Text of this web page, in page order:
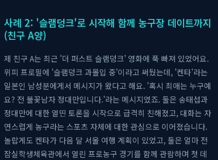
사례 2: '슬램덩크'로 시작해 함께 농구장 데이트까지
(친구 A양)
제 친구 A는 최근 '더 퍼스트 슬램덩크' 영화에 푹 빠져 있었어요.
위피 프로필에 '슬램덩크 과몰입 중'이라고 써뒀는데, '켄타'라는
일본인 남성분에게서 메시지가 왔다고 해요. '혹시 최애는 누구예
요? 전 불꽃남자 정대만입니다.'라는 메시지였죠. 둘은 송태섭과
정대만에 대한 열띤 토론을 시작으로 급격히 친해졌고, 대화는 자
연스럽게 농구라는 스포츠 자체에 대한 관심으로 이어졌습니다.
놀랍게도 켄타가 다음 달 서울 여행 계획이 있었고, 둘은 얼마 전
잠실학생체육관에서 열린 프로농구 경기를 함께 관람하며 첫 데